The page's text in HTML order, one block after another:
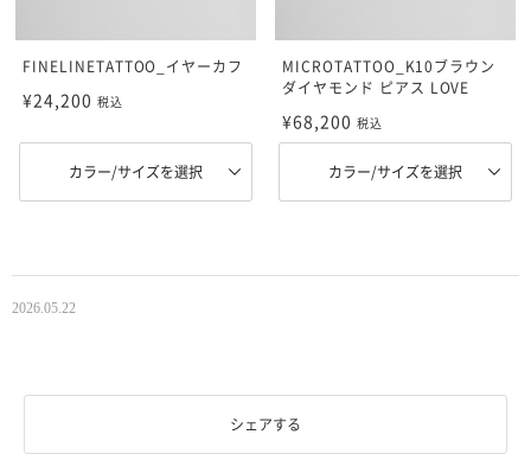
FINELINETATTOO_イヤーカフ
¥24,200 税込
カラー/サイズを選択
MICROTATTOO_K10ブラウン
ダイヤモンド ピアス LOVE
¥68,200 税込
カラー/サイズを選択
2026.05.22
シェアする